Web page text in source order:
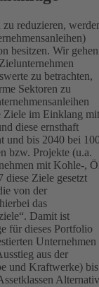
reduzieren,
besitzen. Wir gehen
zu betrachten,
Sektoren zu
Ziele im Einklang mit
diese ernsthaft
und bis 2040 bei
bzw. Projekte (u.a.
mit Kohle-,
diese Ziele gesetzt
von der
das
Damit ist
für dieses Portfolio
Unternehmen
aus der
und Kraftwerke) bis